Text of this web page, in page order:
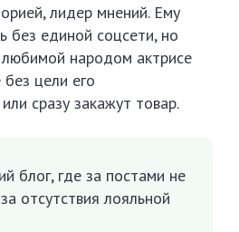
лидер мнений. Ему
без единой соцсети, но
народом актрисе
цели его
сразу закажут товар.
блог, где за постами не
отсутствия лояльной